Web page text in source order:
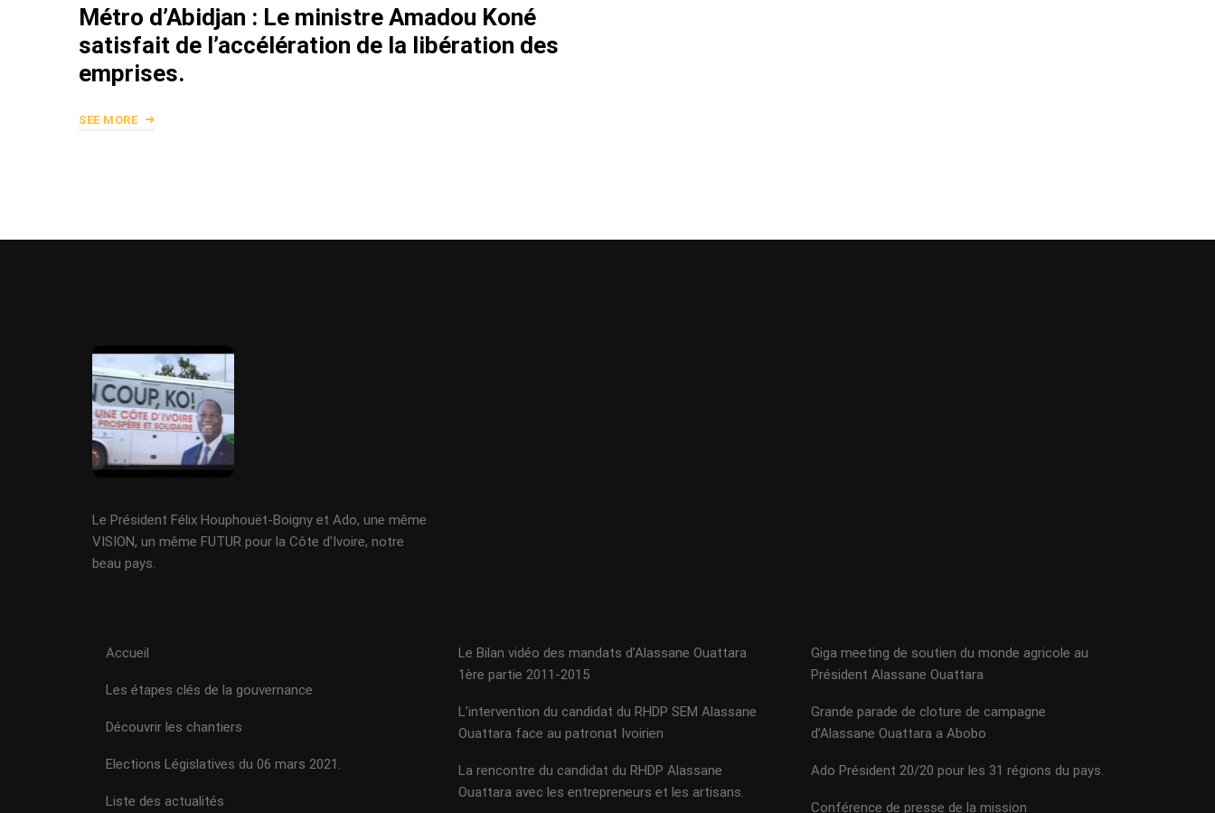
Métro d’Abidjan : Le ministre Amadou Koné
satisfait de l’accélération de la libération des
emprises.
SEE MORE
Le Président Félix Houphouët-Boigny et Ado, une même
VISION, un même FUTUR pour la Côte d'Ivoire, notre
beau pays.
Accueil
Les étapes clés de la gouvernance
Découvrir les chantiers
Elections Législatives du 06 mars 2021.
Liste des actualités
Le Bilan vidéo des mandats d’Alassane Ouattara
1ère partie 2011-2015
L’intervention du candidat du RHDP SEM Alassane
Ouattara face au patronat Ivoirien
La rencontre du candidat du RHDP Alassane
Ouattara avec les entrepreneurs et les artisans.
Giga meeting de soutien du monde agricole au
Président Alassane Ouattara
Grande parade de cloture de campagne
d’Alassane Ouattara a Abobo
Ado Président 20/20 pour les 31 régions du pays.
Conférence de presse de la mission